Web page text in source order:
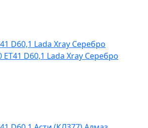
D60,1 Lada Xray Серебро